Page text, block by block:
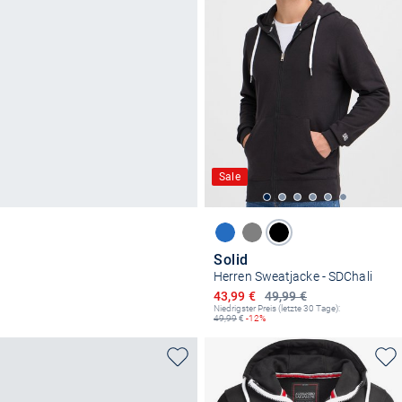
Sale
Solid
Herren Sweatjacke - SDChali
49,99 €
Ermäßigter Preis
43,99 €
Niedrigster Preis (letzte 30 Tage):
49,99€ -12%